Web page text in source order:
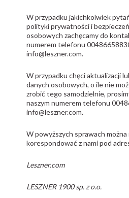
W przypadku jakichkolwiek
polityki prywatności i
osobowych zachęcamy do
numerem telefonu
info@leszner.com.
W przypadku chęci aktualizacji
danych osobowych, o ile nie
zrobić tego samodzielnie,
naszym numerem telefonu
info@leszner.com.
W powyższych sprawach
korespondować z nami pod
Leszner.com
LESZNER 1900 sp. z o.o.